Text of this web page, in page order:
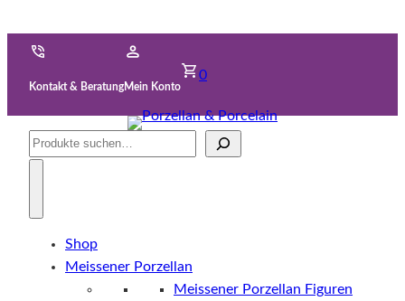
Kontakt & BeratungMein Konto
0
Suche
Shop
Meissener Porzellan
Meissener Porzellan Figuren